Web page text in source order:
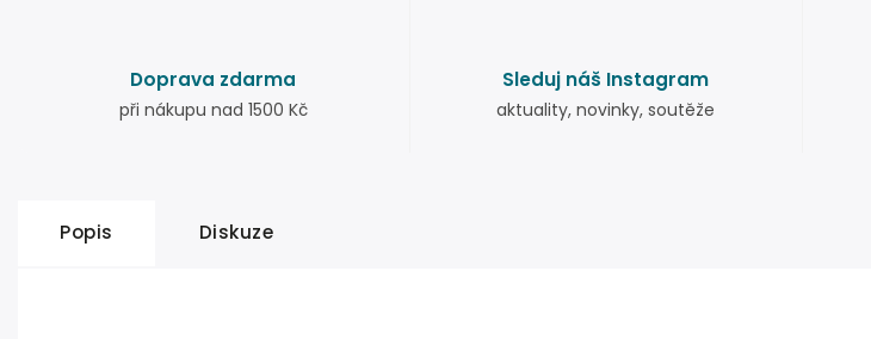
Doprava zdarma
při nákupu nad 1500 Kč
Sleduj náš Instagram
aktuality, novinky, soutěže
Popis Diskuze